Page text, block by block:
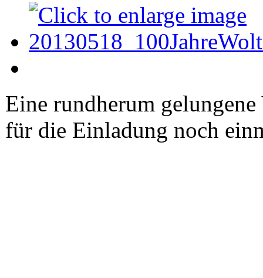
Eine rundherum
für die Einladung noch